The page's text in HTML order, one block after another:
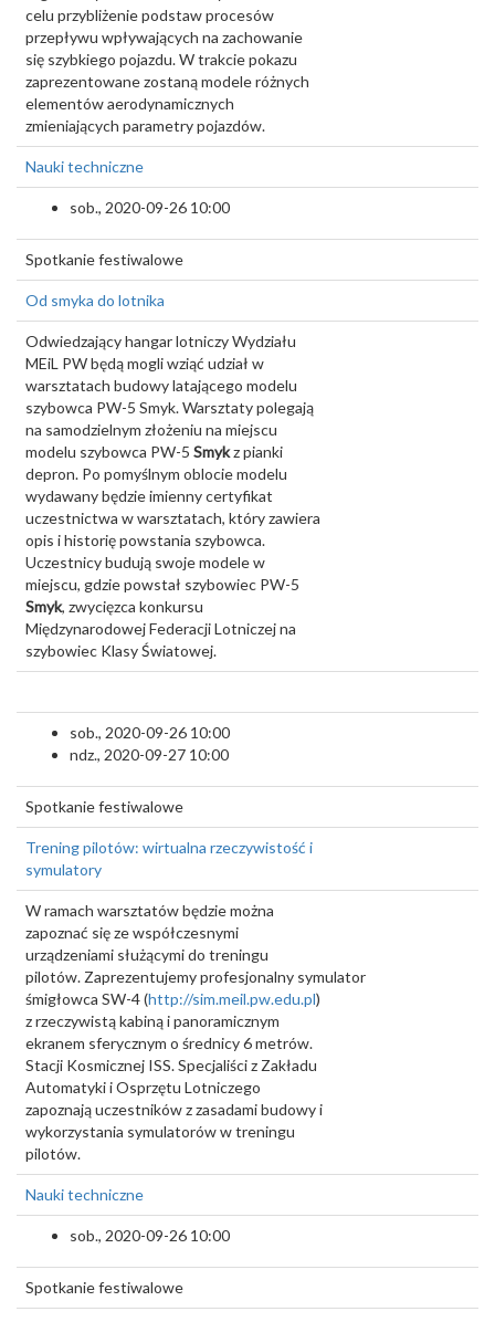
celu przybliżenie podstaw procesów
przepływu wpływających na zachowanie
się szybkiego pojazdu. W trakcie pokazu
zaprezentowane zostaną modele różnych
elementów aerodynamicznych
zmieniających parametry pojazdów.
Nauki techniczne
sob., 2020-09-26 10:00
Spotkanie festiwalowe
Od smyka do lotnika
Odwiedzający hangar lotniczy Wydziału
MEiL PW będą mogli wziąć udział w
warsztatach budowy latającego modelu
szybowca PW-5 Smyk. Warsztaty polegają
na samodzielnym złożeniu na miejscu
modelu szybowca PW-5 Smykz pianki
depron. Po pomyślnym oblocie modelu
wydawany będzie imienny certyfikat
uczestnictwa w warsztatach, który zawiera
opis i historię powstania szybowca.
Uczestnicy budują swoje modele w
miejscu, gdzie powstał szybowiec PW-5
Smyk, zwycięzca konkursu
Międzynarodowej Federacji Lotniczej na
szybowiec Klasy Światowej.
sob., 2020-09-26 10:00
ndz., 2020-09-27 10:00
Spotkanie festiwalowe
Trening pilotów: wirtualna rzeczywistość i
symulatory
W ramach warsztatów będzie można
zapoznać się ze współczesnymi
urządzeniami służącymi do treningu
pilotów. Zaprezentujemy profesjonalny symulator
śmigłowca SW-4 (http://sim.meil.pw.edu.pl)
z rzeczywistą kabiną i panoramicznym
ekranem sferycznym o średnicy 6 metrów.
Stacji Kosmicznej ISS. Specjaliści z Zakładu
Automatyki i Osprzętu Lotniczego
zapoznają uczestników z zasadami budowy i
wykorzystania symulatorów w treningu
pilotów.
Nauki techniczne
sob., 2020-09-26 10:00
Spotkanie festiwalowe